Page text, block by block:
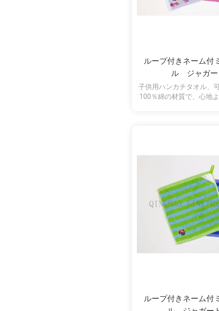
ループ付きネーム付
ル ジャガー
子供用ハンカチタオル、
100％綿の材質で、心地
ループ付きネーム付